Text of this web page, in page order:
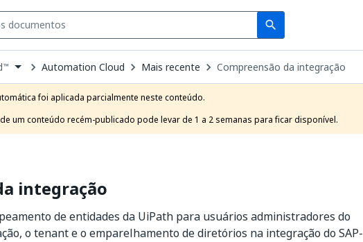
search
Search
Automation Cloud Mais recente Compreensão da integração
foi aplicada parcialmente neste conteúdo.
um conteúdo recém-publicado pode levar de 1 a 2 semanas para ficar disponível.
integração
de entidades da UiPath para usuários administradores do
o tenant e o emparelhamento de diretórios na integração do SAP-